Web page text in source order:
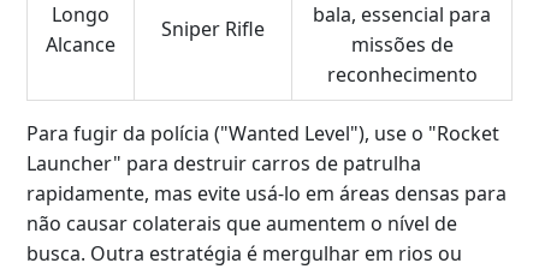
Longo
Alcance
Sniper Rifle
bala, essencial para
missões de
reconhecimento
Para fugir da polícia ("Wanted Level"), use o "Rocket
Launcher" para destruir carros de patrulha
rapidamente, mas evite usá-lo em áreas densas para
não causar colaterais que aumentem o nível de
busca. Outra estratégia é mergulhar em rios ou